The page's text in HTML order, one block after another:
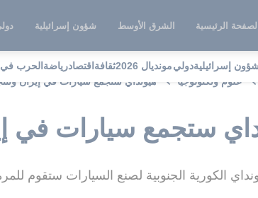
الصفحة الرئيسية الشرق الأوسط شؤون إسرائيلية
شؤون إسرائيليةدوليمونديال 2026 ثقافة اقتصادرياضة الحرب
علوم وتكنولوجيا هيونداي ستجمع سيارات في إيران
ستجمع سيارات في
الكورية الجنوبية لصنع السيارات ستقوم للمرة